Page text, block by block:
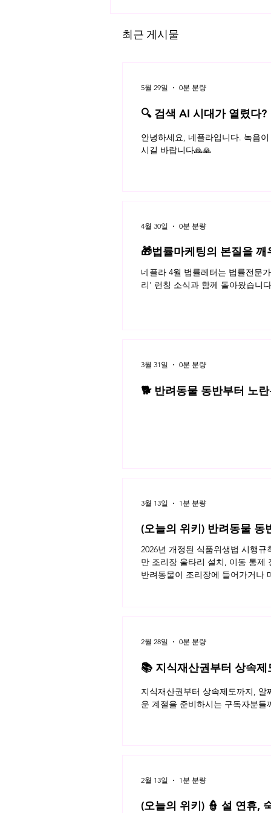
데이터 정책 없는 대한민국, 방황
하는 데이터
최근 게시물
🔍 검색 AI 시대가 열렸다
플라 법률레터
안녕하세요, 네플라입니다. 녹음
시길 바랍니다🙏🙏
5월 29일 0분 분량
🎁법률마케팅의 본질을
네플라 4월 법률레터는 법률전문
리' 런칭 소식과 함께 돌아왔습니
4월 30일 0분 분량
🐕 반려동물 동반부터 노
3월 31일 0분 분량
(오늘의 위키) 반려동물 동
2026년 개정된 식품위생법 시행
만 조리장 울타리 설치, 이동 통제
반려동물이 조리장에 들어가거나
3월 13일 1분 분량
📚 지식재산권부터 상속
월 네플라 법률레터
지식재산권부터 상속제도까지,
운 계절을 준비하시는 구독자분
2월 28일 0분 분량
(오늘의 위키) 👮 설 연휴,
2월 13일 1분 분량